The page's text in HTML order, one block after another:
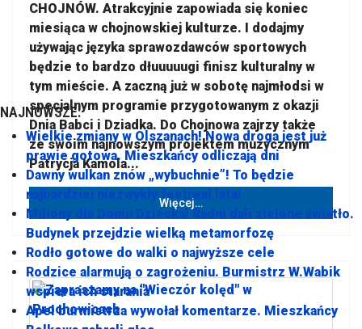
CHOJNÓW. Atrakcyjnie zapowiada się koniec
miesiąca w chojnowskiej kulturze. I dodajmy
używając języka sprawozdawców sportowych
będzie to bardzo dłuuuuugi finisz kulturalny w
tym mieście. A zaczną już w sobotę najmłodsi w
specjalnym programie przygotowanym z okazji
Dnia Babci i Dziadka. Do Chojnowa zajrzy także
ze swoim najnowszym projektem muzycznym
Patrycja Kamola...
Więcej…
NAJNOWSZE:
Wielkie zmiany w Olszanach! Nowa droga jest już
prawie gotowa. Mieszkańcy odliczają dni
Dawny wulkan znów „wybuchnie”! To będzie
najbardziej niezwykły festiwal lata!
Miliony dla Domu Dziecka! Radni dali zielone światło.
Budynek przejdzie wielką metamorfozę
Rodło gotowe do walki o najwyższe cele
Rodzice alarmują o zagrożeniu. Burmistrz W.Wabik
wspiera ich starania
Apel burmistrza wywołał komentarze. Mieszkańcy